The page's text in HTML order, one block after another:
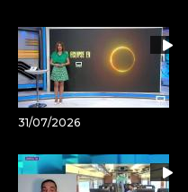
artículo
31/07/2026